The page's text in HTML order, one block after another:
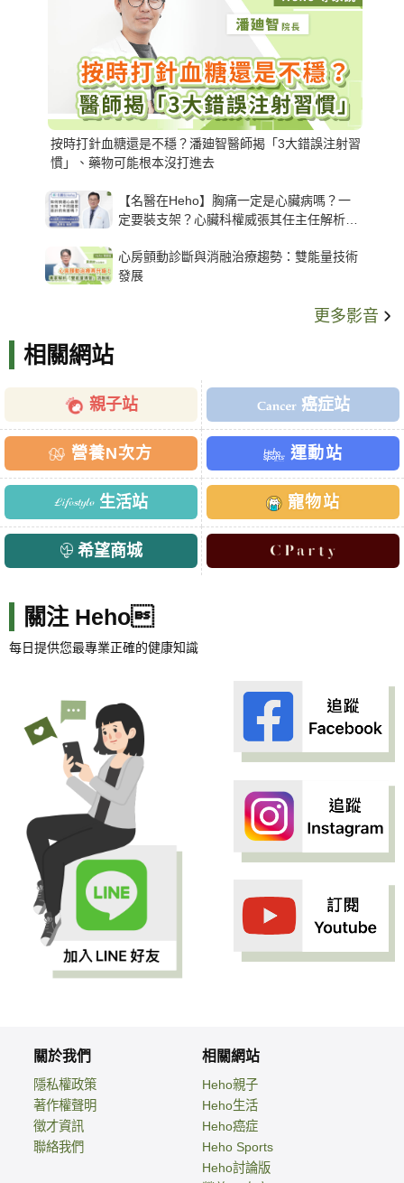
按時打針血糖還是不穩？潘廸智醫師揭「3大錯誤注射習
慣」、藥物可能根本沒打進去
【名醫在Heho】胸痛一定是心臟病嗎？一
定要裝支架？心臟科權威張其任主任解析支
心房顫動診斷與消融治療趨勢：雙能量技術
發展
更多影音
相關網站
親子站 癌症站
營養N次方 運動站
生活站 寵物站
希望商城
關注 Heho
每日提供您最專業正確的健康知識
關於我們
隱私權政策
著作權聲明
徵才資訊
聯絡我們
相關網站
Heho親子
Heho生活
Heho癌症
Heho Sports
Heho討論版